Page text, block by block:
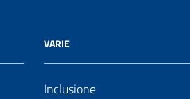
VARIE
Inclusione